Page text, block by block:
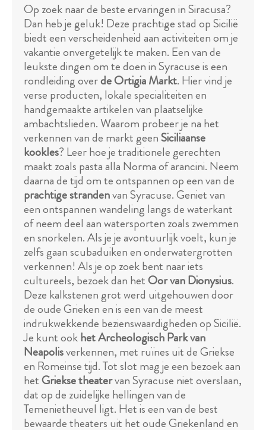
Op zoek naar de beste ervaringen in Siracusa?
Dan heb je geluk! Deze prachtige stad op Sicilië
biedt een verscheidenheid aan activiteiten om je
vakantie onvergetelijk te maken. Een van de
leukste dingen om te doen in Syracuse is een
rondleiding overde Ortigia Markt. Hier vind je
verse producten, lokale specialiteiten en
handgemaakte artikelen van plaatselijke
ambachtslieden. Waarom probeer je na het
verkennen van de markt geenSiciliaanse
kookles? Leer hoe je traditionele gerechten
maakt zoals pasta alla Norma of arancini. Neem
daarna de tijd om te ontspannen op een van de
prachtige strandenvan Syracuse. Geniet van
een ontspannen wandeling langs de waterkant
of neem deel aan watersporten zoals zwemmen
en snorkelen. Als je je avontuurlijk voelt, kun je
zelfs gaan scubaduiken en onderwatergrotten
verkennen! Als je op zoek bent naar iets
cultureels, bezoek dan hetOor van Dionysius.
Deze kalkstenen grot werd uitgehouwen door
de oude Grieken en is een van de meest
indrukwekkende bezienswaardigheden op Sicilië.
Je kunt ookhet Archeologisch Park van
Neapolisverkennen, met ruïnes uit de Griekse
en Romeinse tijd. Tot slot mag je een bezoek aan
hetGriekse theatervan Syracuse niet overslaan,
dat op de zuidelijke hellingen van de
Temenietheuvel ligt. Het is een van de best
bewaarde theaters uit het oude Griekenland en